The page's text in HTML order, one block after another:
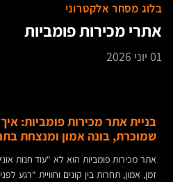
בלוג מסחר אלקטרוני
אתרי מכירות פומביות
01 יוני 2026
בניית אתר מכירות פומביות:
שמוכרת, בונה אמון ומנצחת
אתר מכירות פומביות הוא לא “עוד חנות
זמן, אמון, תחרות בין קונים וחוויית “רגע